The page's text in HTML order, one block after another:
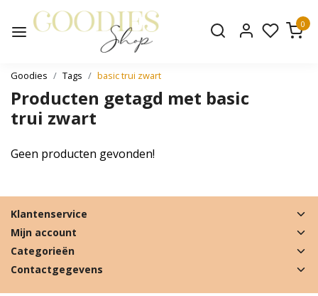
0
Goodies Tags basic trui zwart
Producten getagd met basic
trui zwart
Geen producten gevonden!
Klantenservice
Mijn account
Categorieën
Contactgegevens